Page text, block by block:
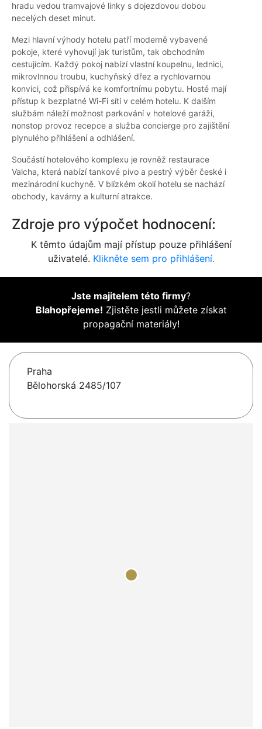
hradu vedou tramvajové linky s dojezdovou dobou
necelých deset minut.
Mezi hlavní výhody hotelu patří moderně vybavené
pokoje, které vyhovují jak turistům, tak obchodním
cestujícím. Každý pokoj nabízí vlastní koupelnu, lednici,
mikrovlnnou troubu, kuchyňský dřez a rychlovarnou
konvici, což přispívá ke komfortnímu pobytu. Hosté mají
přístup k bezplatné Wi-Fi síti v celém hotelu. K dalším
službám náleží možnost parkování v hotelové garáži,
nonstop provoz recepce a služba concierge pro zajištění
plynulého přihlášení a odhlášení.
Součástí hotelového komplexu je rovněž restaurace
Valcha, která nabízí tankové pivo a pestrý výběr české i
mezinárodní kuchyně. V blízkém okolí hotelu se nachází
obchody, kavárny a kulturní atrakce.
Zdroje pro výpočet hodnocení:
K těmto údajům mají přístup pouze přihlášení
uživatelé. Klikněte sem pro přihlášení.
Jste majitelem této firmy?
Blahopřejeme! Zjistěte jestli můžete získat
propagační materiály!
Praha
Bělohorská 2485/107